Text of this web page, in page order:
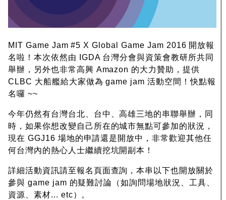
MIT Game Jam #5 X Global Game Jam 2016 開放報
名啦！本次依然由 IGDA 台灣分會與資策會教研所共同
舉辦，另外也非常高興 Amazon 的大力贊助，提供
CLBC 大船艦給大家做為 game jam 活動空間！快點報
名囉 ~~
今年仍然有台灣台北、台中、高雄三地的串聯舉辦，同
時，如果你想改變自己所在的城市無點可參加的狀況，
現在 GGJ16 場地的申請還是開放中，非常歡迎其他任
何台灣內的熱心人士繼續挖坑開副本！
詳細活動資訊請至報名頁面查詢，本串以下也開放關於
參與 game jam 的疑難討論（如詢問場地狀況、工具、
資源、素材... etc）。